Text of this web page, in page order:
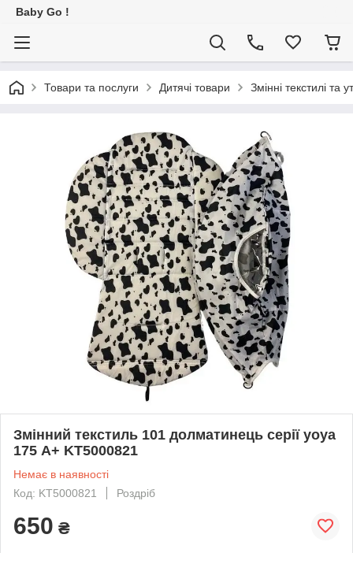
Baby Go !
Товари та послуги Дитячі товари Змінні текстилі та
Змінний текстиль 101 долматинець серії yoya
175 А+ KT5000821
Немає в наявності
Код: KT5000821
Роздріб
650 ₴